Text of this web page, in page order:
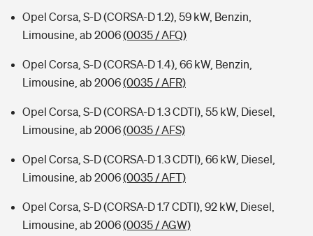
Opel Corsa, S-D (CORSA-D 1.2), 59 kW, Benzin,
Limousine, ab 2006(0035 / AFQ)
Opel Corsa, S-D (CORSA-D 1.4), 66 kW, Benzin,
Limousine, ab 2006(0035 / AFR)
Opel Corsa, S-D (CORSA-D 1.3 CDTI), 55 kW, Diesel,
Limousine, ab 2006(0035 / AFS)
Opel Corsa, S-D (CORSA-D 1.3 CDTI), 66 kW, Diesel,
Limousine, ab 2006(0035 / AFT)
Opel Corsa, S-D (CORSA-D 1.7 CDTI), 92 kW, Diesel,
Limousine, ab 2006(0035 / AGW)